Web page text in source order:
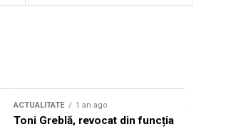
ACTUALITATE 1 an ago
Toni Greblă, revocat din funcția